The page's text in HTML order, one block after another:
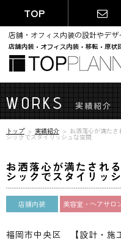
TOP
店舗・オフィス内装の設計やデ
WORKS 実績紹介
トップ 実績紹介 お洒落心が満たさ
シックでスタイリッシュな空間
お洒落心が満たされる
シックでスタイリッ
店舗内装 美容室・ヘアサロ
福岡市中央区 【設計・施